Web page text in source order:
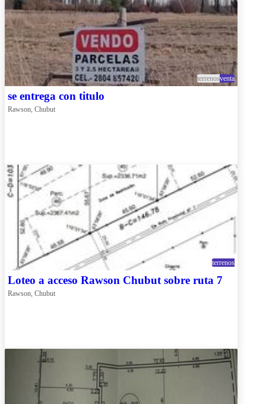
terrenosventa
se entrega con titulo
Rawson, Chubut
terrenos
Loteo a acceso Rawson Chubut sobre ruta 7
Rawson, Chubut